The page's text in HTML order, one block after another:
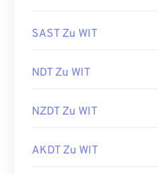
SAST Zu WIT
NDT Zu WIT
NZDT Zu WIT
AKDT Zu WIT